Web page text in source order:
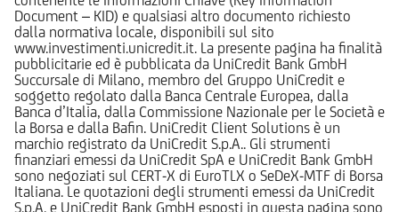
Document – KID) e qualsiasi altro documento richiesto
dalla normativa locale, disponibili sul sito
www.investimenti.unicredit.it. La presente pagina ha finalità
pubblicitarie ed è pubblicata da UniCredit Bank GmbH
Succursale di Milano, membro del Gruppo UniCredit e
soggetto regolato dalla Banca Centrale Europea, dalla
Banca d’Italia, dalla Commissione Nazionale per le Società e
la Borsa e dalla Bafin. UniCredit Client Solutions è un
marchio registrato da UniCredit S.p.A.. Gli strumenti
finanziari emessi da UniCredit SpA e UniCredit Bank GmbH
sono negoziati sul CERT-X di EuroTLX o SeDeX-MTF di Borsa
Italiana. Le quotazioni degli strumenti emessi da UniCredit
S.p.A. e UniCredit Bank GmbH esposti in questa pagina sono